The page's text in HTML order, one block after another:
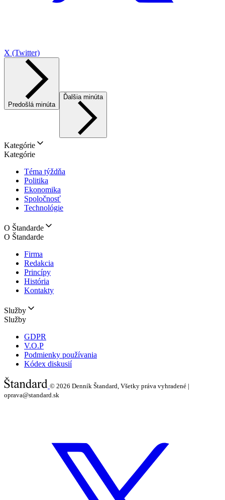
X (Twitter)
Predošlá minúta
Ďalšia minúta
Kategórie
Kategórie
Téma týždňa
Politika
Ekonomika
Spoločnosť
Technológie
O Štandarde
O Štandarde
Firma
Redakcia
Princípy
História
Kontakty
Služby
Služby
GDPR
V.O.P
Podmienky používania
Kódex diskusií
© 2026 Denník Štandard, Všetky práva vyhradené |
oprava@standard.sk